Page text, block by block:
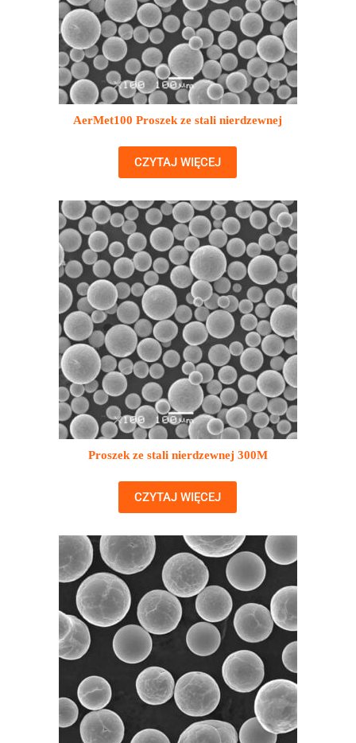
AerMet100 Proszek ze stali nierdzewnej
CZYTAJ WIĘCEJ
Proszek ze stali nierdzewnej 300M
CZYTAJ WIĘCEJ